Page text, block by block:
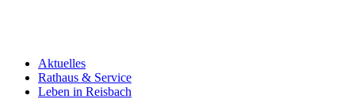
Aktuelles
Rathaus & Service
Leben in Reisbach